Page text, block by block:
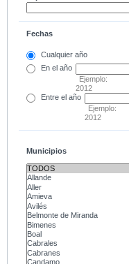
Fechas
Cualquier año
En el año
Ejemplo:
2012
Entre el año
Ejemplo:
2012
Municipios